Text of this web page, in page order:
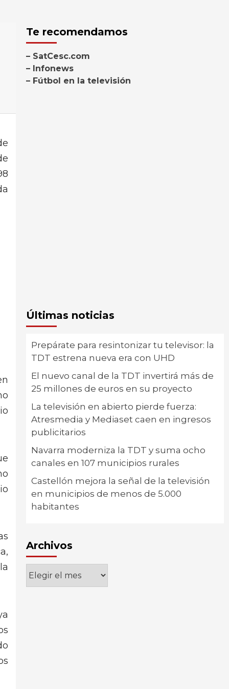
Te recomendamos
– SatCesc.com
– Infonews
– Fútbol en la televisión
Últimas noticias
Prepárate para resintonizar tu televisor: la
TDT estrena nueva era con UHD
El nuevo canal de la TDT invertirá más de
25 millones de euros en su proyecto
La televisión en abierto pierde fuerza:
Atresmedia y Mediaset caen en ingresos
publicitarios
Navarra moderniza la TDT y suma ocho
canales en 107 municipios rurales
Castellón mejora la señal de la televisión
en municipios de menos de 5.000
habitantes
Archivos
Archivos